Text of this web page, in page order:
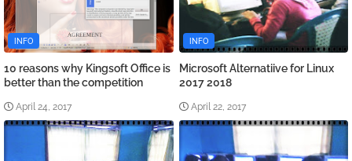
INFO
10 reasons why Kingsoft Office is
better than the competition
April 24, 2017
INFO
Microsoft Alternatiive for Linux
2017 2018
April 22, 2017